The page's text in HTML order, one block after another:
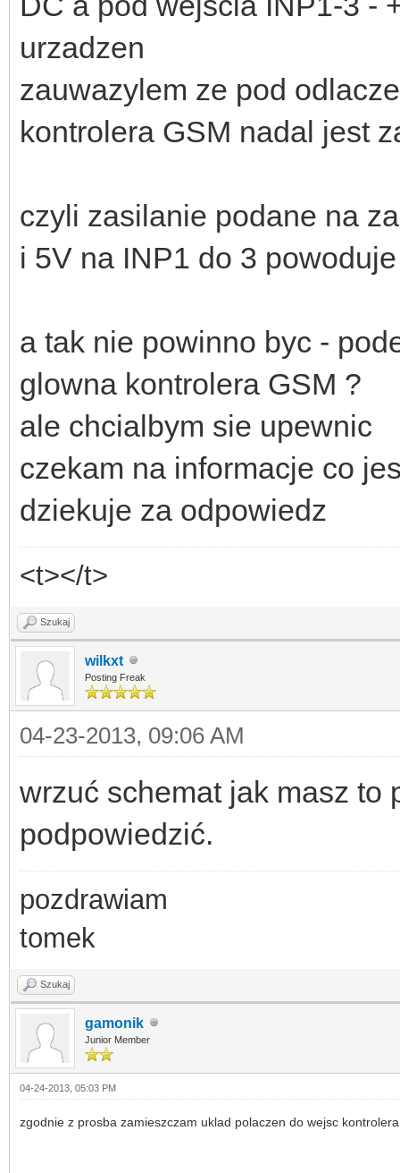
urzadzen
zauwazylem ze pod
kontrolera GSM nadal jest
czyli zasilanie podane na
i 5V na INP1 do 3
a tak nie powinno byc -
glowna kontrolera GSM ?
ale chcialbym sie upewnic
czekam na informacje co
dziekuje za odpowiedz
<t></t>
Szukaj
wilkxt
Posting Freak
04-23-2013, 09:06 AM
wrzuć schemat jak masz to
podpowiedzić.
pozdrawiam
tomek
Szukaj
gamonik
Junior Member
04-24-2013, 05:03 PM
zgodnie z prosba zamieszczam uklad polaczen do wejsc